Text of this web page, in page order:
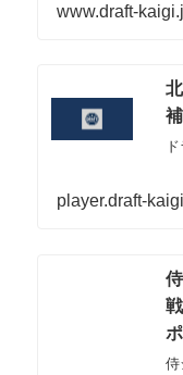
www.draft-
player.draft-
侍